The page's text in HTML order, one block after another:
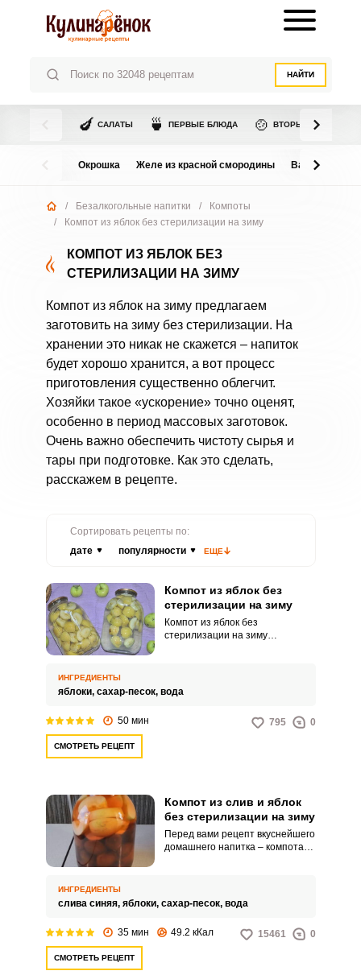
НАЙТИ
🍆 САЛАТЫ 🍵 ПЕРВЫЕ БЛЮДА 🍲 ВТОРЫЕ БЛЮДА
Окрошка Желе из красной смородины Варенье из
/ Безалкогольные напитки /
Компоты
/
Компот из яблок без стерилизации на зиму
КОМПОТ ИЗ ЯБЛОК БЕЗ
СТЕРИЛИЗАЦИИ НА ЗИМУ
Компот из яблок на зиму предлагаем
заготовить на зиму без стерилизации. На
хранении это никак не скажется – напиток
будет хорошо хранится, а вот процесс
приготовления существенно облегчит.
Хозяйки такое «ускорение» точно оценят,
особенно в период массовых заготовок.
Очень важно обеспечить чистоту сырья и
тары при подготовке. Как это сделать,
расскажем в рецепте.
Сортировать рецепты по:
дате
популярности ЕЩЕ
Компот из яблок без
стерилизации на зиму
Компот из яблок без
стерилизации на зиму
ароматом. Такой напиток можно
подавать со свежей выпечкой и
ИНГРЕДИЕНТЫ
яблоки, сахар-песок, вода
50 мин 795 0
СМОТРЕТЬ РЕЦЕПТ
Компот из слив и яблок
без стерилизации на зиму
Перед вами рецепт вкуснейшего
домашнего напитка – компота
что все родные и гости будут
интересоваться секретами
домашнего компота! В данном
ИНГРЕДИЕНТЫ
слива синяя, яблоки, сахар-песок, вода
35 мин 49.2 кКал 15461 0
СМОТРЕТЬ РЕЦЕПТ